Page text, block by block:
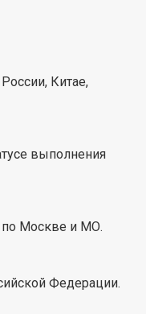
Китае,
выполнения
по Москве и МО.
Федерации.